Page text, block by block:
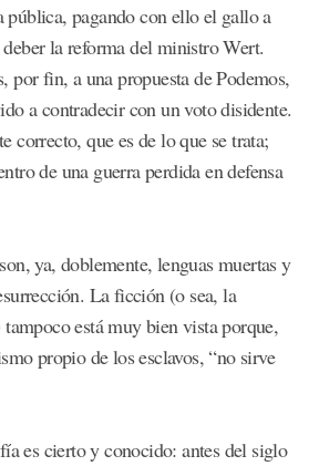
pública, pagando con ello el gallo a
la reforma del ministro Wert.
por fin, a una propuesta de Podemos,
a contradecir con un voto disidente.
correcto, que es de lo que se trata;
de una guerra perdida en defensa
ya, doblemente, lenguas muertas y
La ficción (o sea, la
está muy bien vista porque,
propio de los esclavos, “no sirve
es cierto y conocido: antes del siglo